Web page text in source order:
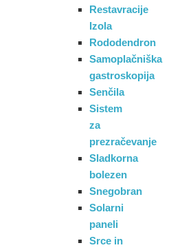
Restavracije
Izola
Rododendron
Samoplačniška
gastroskopija
Senčila
Sistem
za
prezračevanje
Sladkorna
bolezen
Snegobran
Solarni
paneli
Srce in